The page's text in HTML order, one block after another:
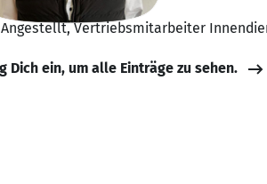
Angestellt, Vertriebsmitarbeiter
Dich ein, um alle Einträge zu sehen.